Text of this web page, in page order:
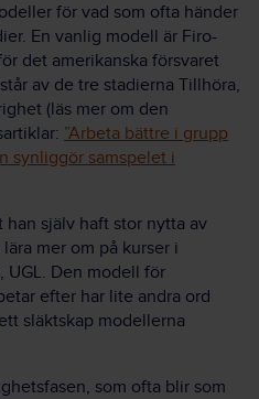
för vad som ofta händer
En vanlig modell är Firo-
det amerikanska försvaret
av de tre stadierna Tillhöra,
(läs mer om den
”Arbeta bättre i grupp
synliggör samspelet i
själv haft stor nytta av
mer om på kurser i
UGL. Den modell för
efter har lite andra ord
släktskap modellerna
som ofta blir som